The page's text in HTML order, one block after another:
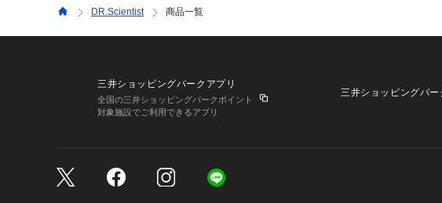
DR.Scientist 商品一覧
三井ショッピングパークアプリ
全国の三井ショッピングパークポイント
対象施設でご利用できるアプリ
三井ショッピングパー